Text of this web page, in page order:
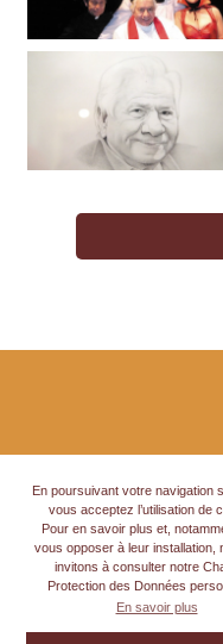
En poursuivant votre navigation
vous acceptez l’utilisation de
Pour en savoir plus et,
vous opposer à leur installation,
invitons à consulter notre
Protection des Données
En savoir plus
Partager la
Politique de